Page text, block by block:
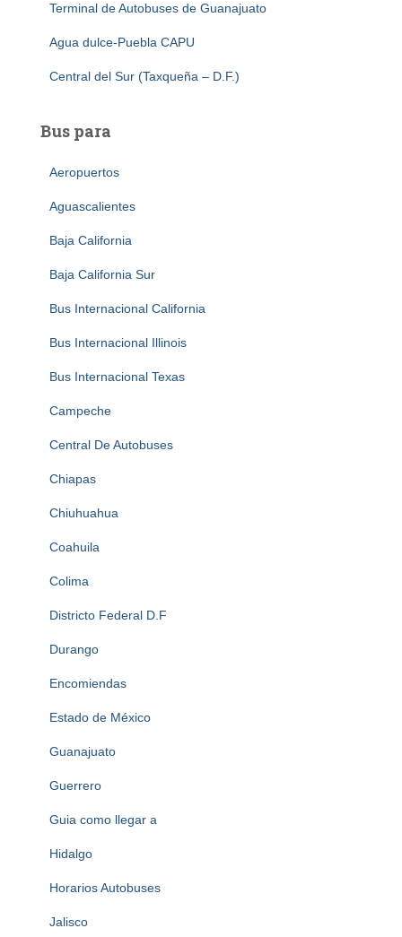
Terminal de Autobuses de Guanajuato
Agua dulce-Puebla CAPU
Central del Sur (Taxqueña – D.F.)
Bus para
Aeropuertos
Aguascalientes
Baja California
Baja California Sur
Bus Internacional California
Bus Internacional Illinois
Bus Internacional Texas
Campeche
Central De Autobuses
Chiapas
Chiuhuahua
Coahuila
Colima
Districto Federal D.F
Durango
Encomiendas
Estado de México
Guanajuato
Guerrero
Guia como llegar a
Hidalgo
Horarios Autobuses
Jalisco